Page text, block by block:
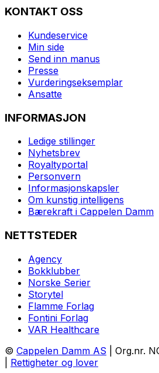
KONTAKT OSS
Kundeservice
Min side
Send inn manus
Presse
Vurderingseksemplar
Ansatte
INFORMASJON
Ledige stillinger
Nyhetsbrev
Royaltyportal
Personvern
Informasjonskapsler
Om kunstig intelligens
Bærekraft i Cappelen Damm
NETTSTEDER
Agency
Bokklubber
Norske Serier
Storytel
Flamme Forlag
Fontini Forlag
VAR Healthcare
© Cappelen Damm AS | Org.nr.
Rettigheter og lover